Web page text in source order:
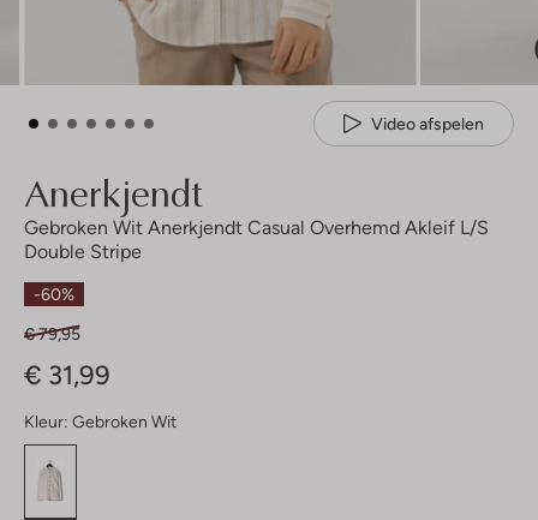
Video afspelen
Anerkjendt
Gebroken Wit Anerkjendt Casual Overhemd Akleif L/s
Double Stripe
-60%
€ 79,95
€ 31,99
Kleur: Gebroken Wit